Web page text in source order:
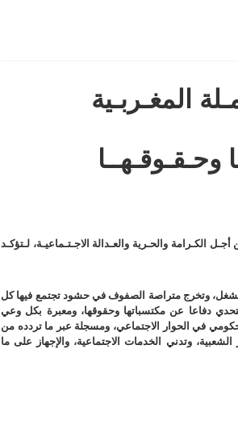
المغـربـية
وحـقـوقـهــا
الكـرامة والحـرية والعـدالة الاجـتـماعيـة، لـتؤكـد
للشغل، وتخرج متراصة الصفوف في حشود تجتمع فيها كل
دفاعا عن مكتسباتها وحقوقها، ومعبرة بكل وعي
في الحوار الاجتماعي، ومسجلة عبر ما تردده من
وتدني الخدمات الاجتماعية، والإجهاز على ما